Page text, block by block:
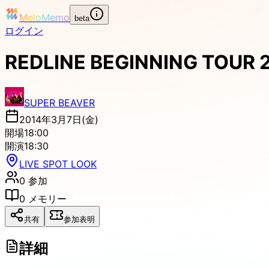
MeloMemo beta
ログイン
REDLINE BEGINNING TOUR
SUPER BEAVER
2014年3月7日(金)
開場18:00
開演18:30
LIVE SPOT LOOK
0 参加
0 メモリー
共有 参加表明
詳細